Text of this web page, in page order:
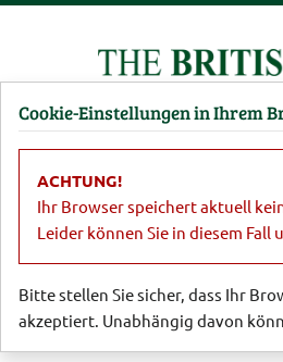
Damen Herren
Cookie-Einstellungen in Ihrem
ACHTUNG!
Ihr Browser speichert aktuell
Leider können Sie in diesem
Bitte stellen Sie sicher, dass Ihr
akzeptiert. Unabhängig davon